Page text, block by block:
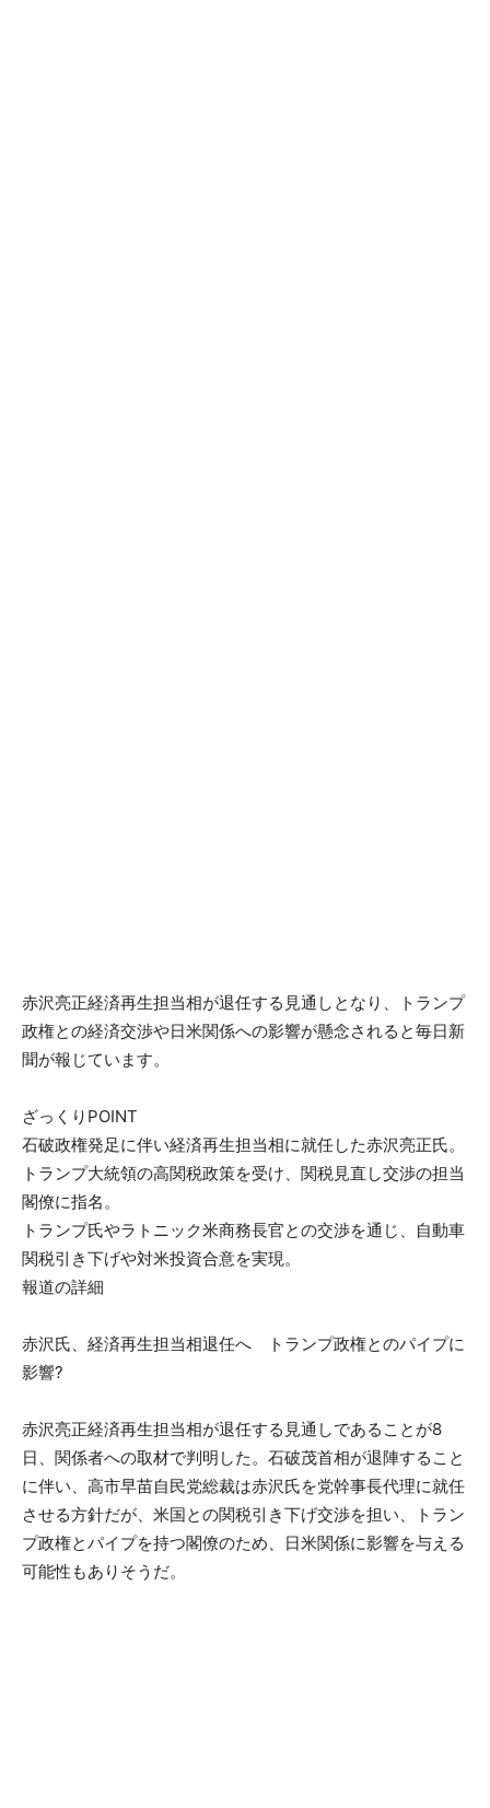
赤沢亮正経済再生担当相が退任する見通しとなり、トランプ
政権との経済交渉や日米関係への影響が懸念されると毎日新
聞が報じています。
ざっくりPOINT
石破政権発足に伴い経済再生担当相に就任した赤沢亮正氏。
トランプ大統領の高関税政策を受け、関税見直し交渉の担当
閣僚に指名。
トランプ氏やラトニック米商務長官との交渉を通じ、自動車
関税引き下げや対米投資合意を実現。
報道の詳細
赤沢氏、経済再生担当相退任へ トランプ政権とのパイプに
影響?
赤沢亮正経済再生担当相が退任する見通しであることが8
日、関係者への取材で判明した。石破茂首相が退陣すること
に伴い、高市早苗自民党総裁は赤沢氏を党幹事長代理に就任
させる方針だが、米国との関税引き下げ交渉を担い、トラン
プ政権とパイプを持つ閣僚のため、日米関係に影響を与える
可能性もありそうだ。